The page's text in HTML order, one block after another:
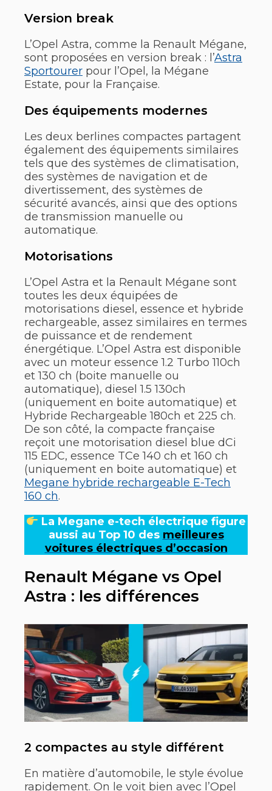
Version break
L’Opel Astra, comme la Renault Mégane,
sont proposées en version break : l’Astra
Sportourer pour l’Opel, la Mégane
Estate, pour la Française.
Des équipements modernes
Les deux berlines compactes partagent
également des équipements similaires
tels que des systèmes de climatisation,
des systèmes de navigation et de
divertissement, des systèmes de
sécurité avancés, ainsi que des options
de transmission manuelle ou
automatique.
Motorisations
L’Opel Astra et la Renault Mégane sont
toutes les deux équipées de
motorisations diesel, essence et hybride
rechargeable, assez similaires en termes
de puissance et de rendement
énergétique. L’Opel Astra est disponible
avec un moteur essence 1.2 Turbo 110ch
et 130 ch (boite manuelle ou
automatique), diesel 1.5 130ch
(uniquement en boite automatique) et
Hybride Rechargeable 180ch et 225 ch.
De son côté, la compacte française
reçoit une motorisation diesel blue dCi
115 EDC, essence TCe 140 ch et 160 ch
(uniquement en boite automatique) et
Megane hybride rechargeable E-Tech
160 ch.
La Megane e-tech électrique figure
aussi au Top 10 des meilleures
voitures électriques d’occasion
Renault Mégane vs Opel
Astra : les différences
2 compactes au style différent
En matière d’automobile, le style évolue
rapidement. On le voit bien avec l’Opel